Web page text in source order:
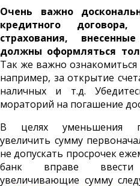
Очень важно
кредитного
страхования,
должны оформляться
Так же важно
например, за открытие
наличных и т.д.
мораторий на погашение
В целях уменьшения
увеличить сумму
не допускать просрочек
банк вправе
увеличивающие сумму